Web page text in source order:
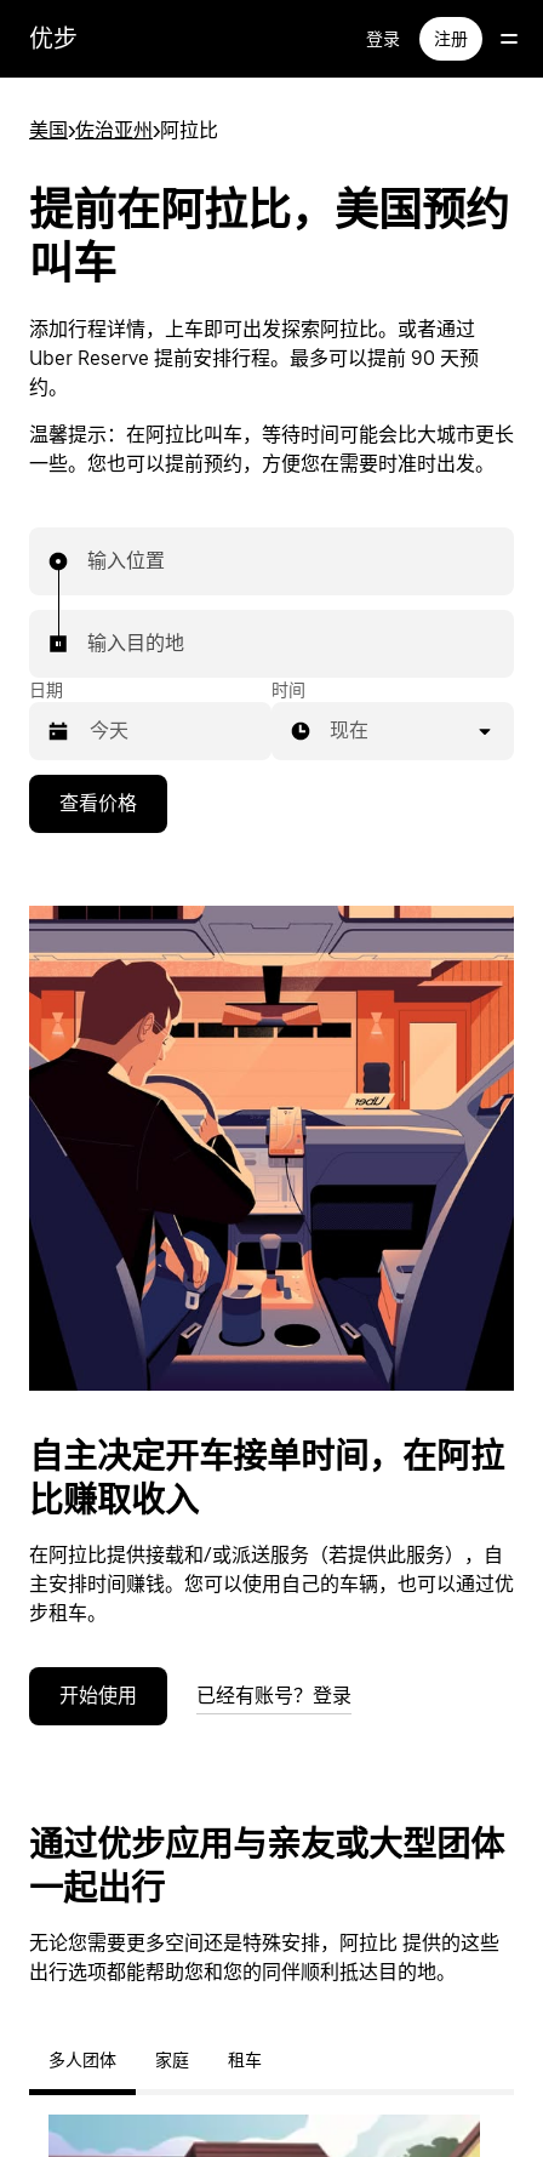
优步 登录 注册
美国>佐治亚州>阿拉比
提前在阿拉比，美国预约
叫车
添加行程详情，上车即可出发探索阿拉比。或者通过
Uber Reserve 提前安排行程。最多可以提前 90 天预
约。
温馨提示： 在阿拉比叫车，等待时间可能会比大城市更长
一些。您也可以提前预约，方便您在需要时准时出发。
输入位置
输入目的地
日期
向
头
浏
日
并
期。
按
退
闭
日
历。
时间
现在
查看价格
自主决定开车接单时间，在阿拉
比赚取收入
在阿拉比提供接载和/或派送服务（若提供此服务），自
主安排时间赚钱。您可以使用自己的车辆，也可以通过优
步租车。
开始使用 已经有账号？登录
通过优步应用与亲友或大型团体
一起出行
无论您需要更多空间还是特殊安排，阿拉比 提供的这些
出行选项都能帮助您和您的同伴顺利抵达目的地。
多人团体 家庭 租车